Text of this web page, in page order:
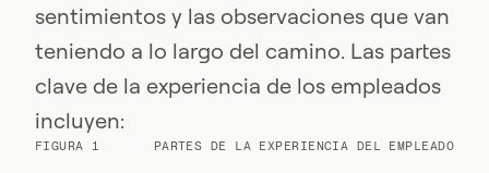
sentimientos y las observaciones que van
teniendo a lo largo del camino. Las partes
clave de la experiencia de los empleados
incluyen:
FIGURA 1 PARTES DE LA EXPERIENCIA DEL EMPLEADO